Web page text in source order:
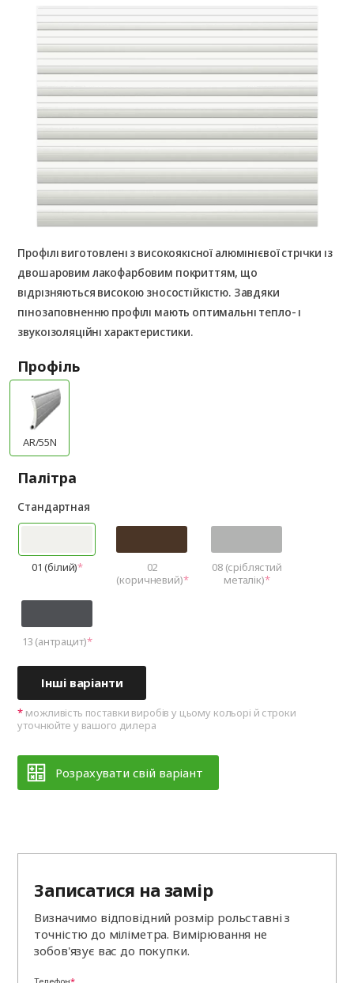
Профілі виготовлені з високоякісної алюмінієвої стрічки із
двошаровим лакофарбовим покриттям, що
відрізняються високою зносостійкістю. Завдяки
пінозаповненню профілі мають оптимальні тепло- і
звукоізоляційні характеристики.
Профіль
AR/55N
Палітра
Стандартная
01 (білий)
02
(коричневий)
08 (сріблястий
металік)
13 (антрацит)
Інші варіанти
можливість поставки виробів у цьому кольорі й строки
уточнюйте у вашого дилера
Розрахувати свій варіант
Записатися на замір
Визначимо відповідний розмір рольставні з
точністю до міліметра. Вимірювання не
зобов'язує вас до покупки.